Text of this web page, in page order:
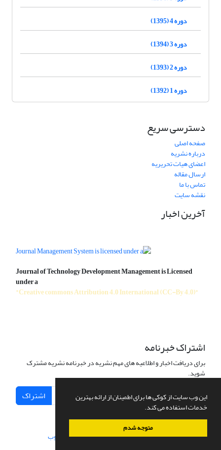
این وب سایت از کوکی ها برای اطمینان از ارائه بهترین
خدمات استفاده می کند.
متوجه شدم
دوره 4 (1395)
دوره 3 (1394)
دوره 2 (1393)
دوره 1 (1392)
دسترسی سریع
صفحه اصلی
درباره نشریه
اعضای هیات تحریریه
ارسال مقاله
تماس با ما
نقشه سایت
آخرین اخبار
Journal of Technology Development Management is Licensed
under a
"Creative commons Attribution 4.0 International (CC-By 4.0)"
اشتراک خبرنامه
برای دریافت اخبار و اطلاعیه های مهم نشریه در خبرنامه نشریه مشترک
شوید.
اشتراک
سامانه مدیریت نشریات علمی.طراحی و پیاده سازی از سیناوب